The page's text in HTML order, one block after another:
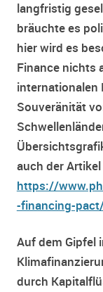
langfristig
bräuchte es
hier wird es
Finance nichts
internationalen
Souveränität
auch der
https://
-financing-
Auf dem Gipfel
durch